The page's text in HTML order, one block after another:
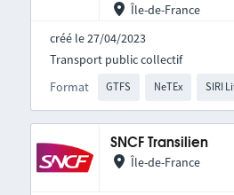
Île-de-France
créé le 27/04/2023
Format GTFS NeTEx SIRI
Transport public collectif
SNCF Transilien
Île-de-France